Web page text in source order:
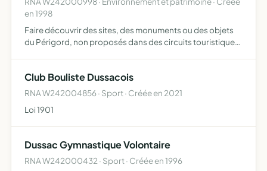
en 1998
Faire découvrir des sites, des monuments ou des objets
du Périgord, non proposés dans des circuits touristiques
Club Bouliste Dussacois
RNA W242004856 · Sport · Créée en 2021
Loi 1901
Dussac Gymnastique Volontaire
RNA W242000432 · Sport · Créée en 1996